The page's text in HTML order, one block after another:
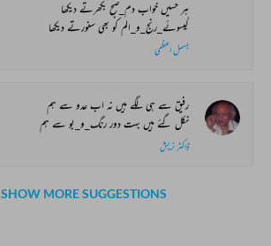
ہر حسیں خواب دم_صبح بکھرتے دیکھا
گیسوئے_رنج_و_الم کو بھی سنورتے دیکھا
بسمل اعظمی
رفیق سے ہی لگے ہیں نہ اب عدو سے ہم
نکل گئے ہیں بہت دور رنگ_و_بو سے ہم
ڈاکٹر نریش
SHOW MORE SUGGESTIONS